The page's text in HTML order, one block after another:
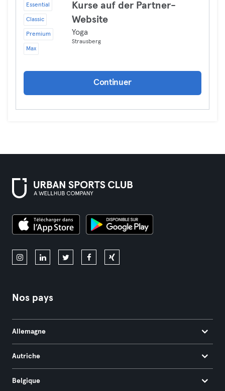
Essential
Classic
Premium
Max
Kurse auf der Partner-
Website
Yoga
Strausberg
Continuer
Nos pays
Allemagne
Autriche
Belgique